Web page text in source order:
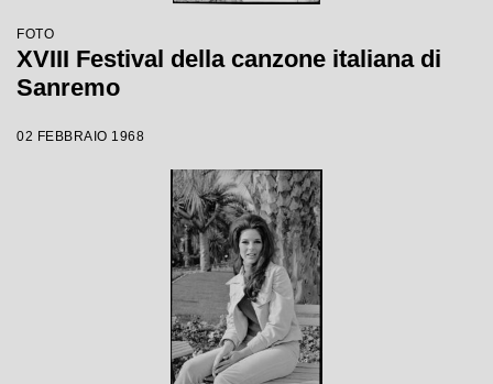
FOTO
XVIII Festival della canzone italiana di
Sanremo
02 FEBBRAIO 1968